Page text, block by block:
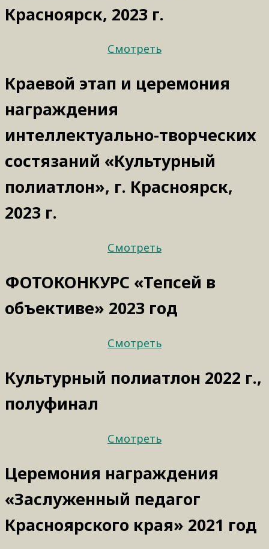
Красноярск, 2023 г.
Смотреть
Краевой этап и церемония
награждения
интеллектуально-творческих
состязаний «Культурный
полиатлон», г. Красноярск,
2023 г.
Смотреть
ФОТОКОНКУРС «Тепсей в
объективе» 2023 год
Смотреть
Культурный полиатлон 2022 г.,
полуфинал
Смотреть
Церемония награждения
«Заслуженный педагог
Красноярского края» 2021 год